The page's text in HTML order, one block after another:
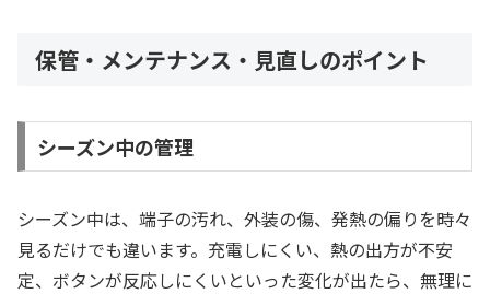
保管・メンテナンス・見直しのポイント
シーズン中の管理
シーズン中は、端子の汚れ、外装の傷、発熱の偏りを時々
見るだけでも違います。充電しにくい、熱の出方が不安
定、ボタンが反応しにくいといった変化が出たら、無理に